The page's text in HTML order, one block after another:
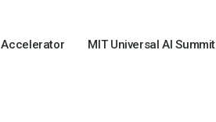
Accelerator MIT Universal AI Summit